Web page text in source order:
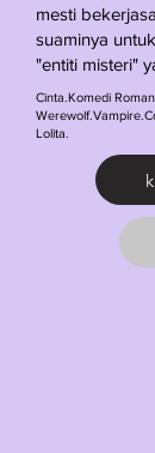
mesti
suaminya
"entiti misteri"
Cinta.Komedi
Lolita.